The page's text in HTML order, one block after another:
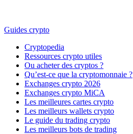
Guides crypto
Cryptopedia
Ressources crypto utiles
Ou acheter des cryptos ?
Qu’est-ce que la cryptomonnaie ?
Exchanges crypto 2026
Exchanges crypto MiCA
Les meilleures cartes crypto
Les meilleurs wallets crypto
Le guide du trading crypto
Les meilleurs bots de trading